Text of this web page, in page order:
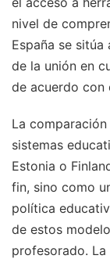
nivel de
España se
de la unión en
de acuerdo con
La
sistemas
Estonia o
fin, sino como
política
de estos
profesorado.